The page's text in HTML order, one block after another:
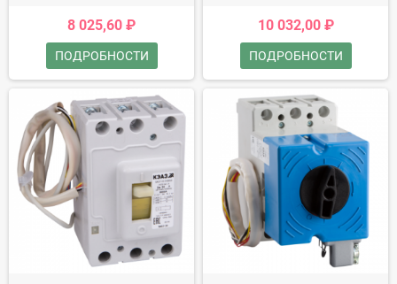
8 025,60 ₽
ПОДРОБНОСТИ
10 032,00 ₽
ПОДРОБНОСТИ